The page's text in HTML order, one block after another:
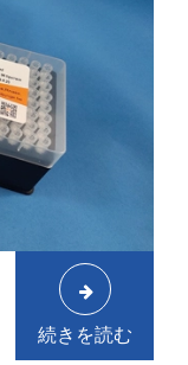
続きを読む